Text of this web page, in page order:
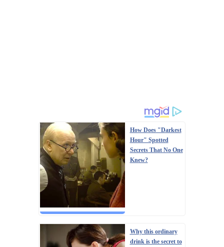
How Does "Darkest
Hour" Spotted
Secrets That No One
Knew?
Why this ordinary
drink is the secret to